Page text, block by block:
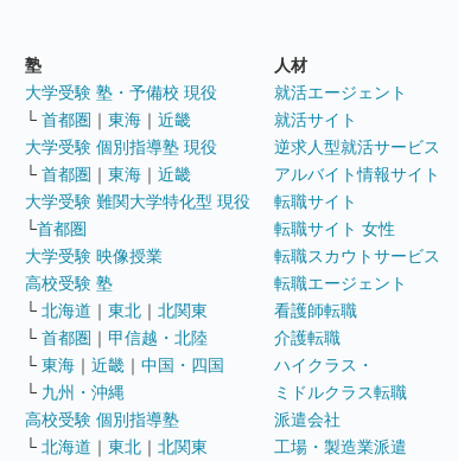
塾
大学受験 塾・予備校 現役
└ 首都圏 ｜ 東海 ｜ 近畿
大学受験 個別指導塾 現役
└ 首都圏 ｜ 東海 ｜ 近畿
大学受験 難関大学特化型 現役
└首都圏
大学受験 映像授業
高校受験 塾
└ 北海道 ｜ 東北 ｜ 北関東
└ 首都圏 ｜ 甲信越・北陸
└ 東海 ｜ 近畿 ｜ 中国・四国
└ 九州・沖縄
高校受験 個別指導塾
└ 北海道 ｜ 東北 ｜ 北関東
人材
就活エージェント
就活サイト
逆求人型就活サービス
アルバイト情報サイト
転職サイト
転職サイト 女性
転職スカウトサービス
転職エージェント
看護師転職
介護転職
ハイクラス・
ミドルクラス転職
派遣会社
工場・製造業派遣